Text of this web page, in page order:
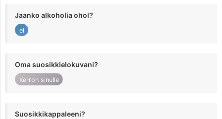
Jaanko alkoholia ohol?
ei
Oma suosikkielokuvani?
Kerron sinulle
Suosikkikappaleeni?